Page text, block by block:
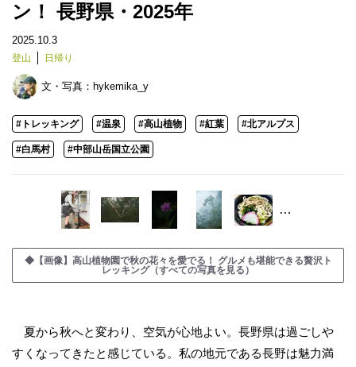
ン！ 長野県・2025年
2025.10.3
登山 日帰り
文・写真： hykemika_y
#トレッキング #温泉 #高山植物 #紅葉 #北アルプス
#白馬村 #中部山岳国立公園
…
◆【画像】高山植物園で秋の花々を愛でる！ グルメも堪能できる贅沢ト
レッキング（すべての写真を見る）
夏から秋へと変わり、空気が心地よい。長野県は過ごしや
すくなってきたと感じている。私の地元である長野は魅力満